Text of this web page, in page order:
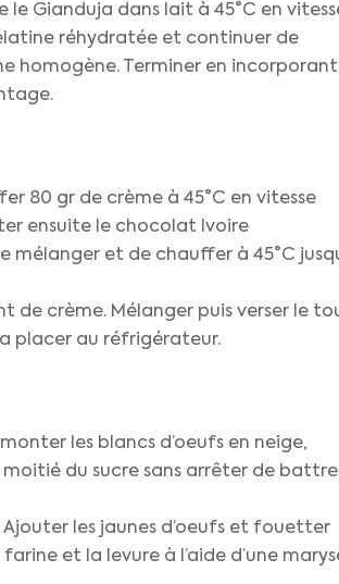
Gianduja dans lait à 45°C en
réhydratée et continuer de
homogène. Terminer en
80 gr de crème à 45°C en vitesse
ensuite le chocolat Ivoire
et de chauffer à 45°C
crème. Mélanger puis verser le
placer au réfrigérateur.
les blancs d’oeufs en neige,
du sucre sans arrêter de battre
les jaunes d’oeufs et fouetter
et la levure à l’aide d’une